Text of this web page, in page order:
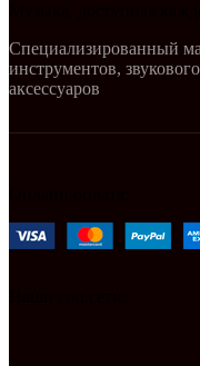
Специализированный
инструментов,
аксессуаров